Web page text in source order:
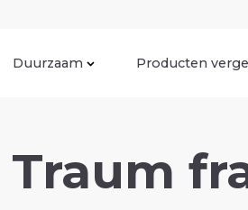
Duurzaam Producten